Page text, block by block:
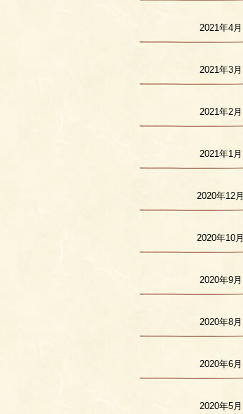
2021年4月
2021年3月
2021年2月
2021年1月
2020年12月
2020年10月
2020年9月
2020年8月
2020年6月
2020年5月